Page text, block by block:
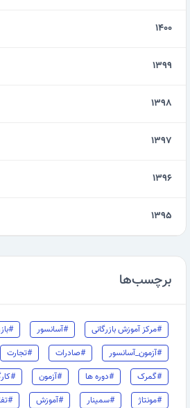
۱۴۰۰
۱۳۹۹
۱۳۹۸
۱۳۹۷
۱۳۹۶
۱۳۹۵
برچسب‌ها
#مرکز آموزش بازرگانی #آسانسور
#آزمون_آسانسور
#صادرات #تجارت
#گمرک
#دوره ها #آزمون
#مونتاژ
#سمینار #آموزش